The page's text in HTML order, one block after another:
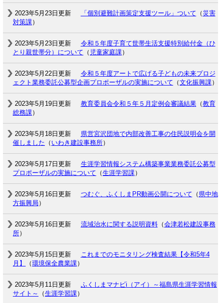
2023年5月23日更新 「個別避難計画策定支援ツール」ついて （ 災害
対策課）
2023年5月23日更新
令和５年度子育て世帯生活支援特別給付金（ひ
とり親世帯分）について （ 児童家庭課）
2023年5月22日更新
令和５年度アートで広げる子どもの未来プロジ
ェクト業務委託公募型企画プロポーザルの実施について （文化振興課）
2023年5月19日更新 教育委員会令和５年５月定例会審議結果（教育
総務課）
2023年5月18日更新
県営宮沢団地で内部改善工事の住民説明会を開
催しました （ いわき建設事務所）
2023年5月17日更新
生涯学習情報システム構築事業業務委託公募型
プロポーザルの実施について （生涯学習課）
2023年5月16日更新 つむぐ、ふくしまPR動画公開について （ 県中地
方振興局 ）
2023年5月16日更新 流域治水に関する説明資料（会津若松建設事務
所）
2023年5月15日更新
これまでのモニタリング検査結果【令和5年4
月】
（環境保全農業課）
2023年5月11日更新
ふくしまマナビi（アイ）～福島県生涯学習情報
サイト～
（生涯学習課）